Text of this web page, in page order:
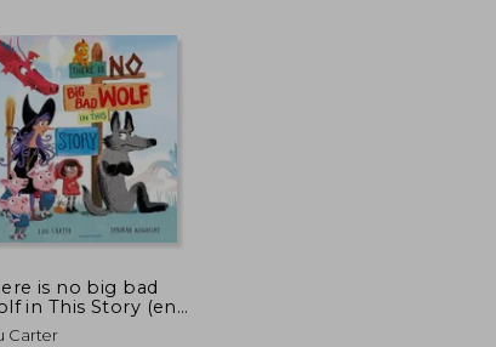
38.48
21.17
45%
dcto.
is no big bad
in This Story (en
Carter